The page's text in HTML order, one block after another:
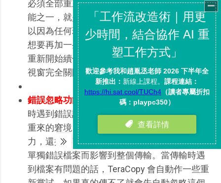
必須全部重來。TeraCopy 讓我覺得最實用的功
能之一，就是具備了暫停、續傳的能力，你可
以因為任何理由隨時暫停一個傳輸作業，例如
想要再加一些檔案進去，然後在你想要的時候
重新開始續傳。（不過如果你把 TeraCopy 的主
視窗完全關閉的話，重開後無法續傳了）
錯誤忽略功能：
原本的 Windows 系統只要傳檔
時遇到錯誤訊息，就會發生整個傳輸都被關閉
重來的窘境。而TeraCopy 搭配前面的續傳能
力，還提供了「Skip」自動忽略功能來避免因為
單獨錯誤檔案而影響到整個傳輸。當傳輸時遇
到檔案有問題的話，TeraCopy 會自動作一些重